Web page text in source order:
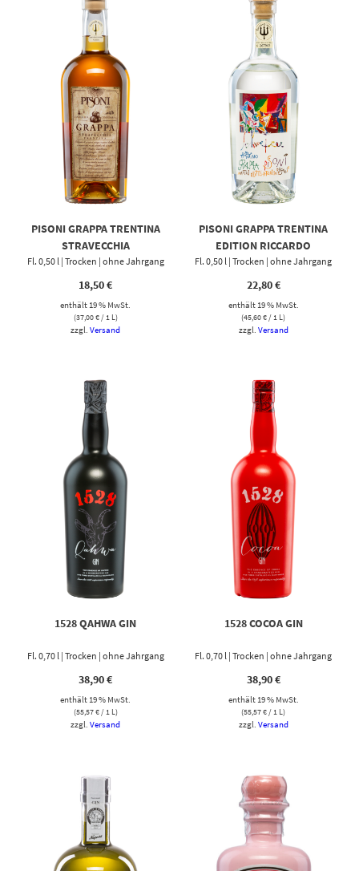
PISONI GRAPPA TRENTINA
STRAVECCHIA
Fl. 0,50 l | Trocken | ohne Jahrgang
18,50€
enthält 19 % MwSt.
(37,00€/ 1 L)
zzgl.Versand
PISONI GRAPPA TRENTINA
EDITION RICCARDO
SCHWEIZER
Fl. 0,50 l | Trocken | ohne Jahrgang
22,80€
enthält 19 % MwSt.
(45,60€ / 1 L)
zzgl. Versand
1528 QAHWA GIN
Fl. 0,70 l | Trocken | ohne Jahrgang
38,90€
enthält 19 % MwSt.
(55,57€/ 1 L)
zzgl.Versand
1528 COCOA GIN
Fl. 0,70 l | Trocken | ohne Jahrgang
38,90€
enthält 19 % MwSt.
(55,57€/ 1 L)
zzgl. Versand